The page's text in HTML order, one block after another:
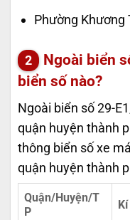
Phường Khương
Ngoài biển
biển số nào?
Ngoài biển số 29-
quận huyện thành
thông biển số xe
quận huyện thành
Quận/Huyện/T
P